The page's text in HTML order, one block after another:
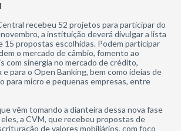
recebeu 52 projetos para participar do
a instituição deverá divulgar a lista
15 propostas escolhidas. Podem participar
o mercado de câmbio, fomento ao
com sinergia no mercado de crédito,
e para o Open Banking, bem como ideias de
para micro e pequenas empresas, entre
vêm tomando a dianteira dessa nova fase
a CVM, que recebeu propostas de
de valores mobiliários, com foco